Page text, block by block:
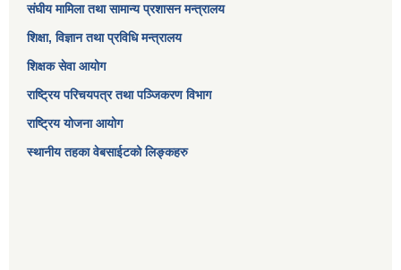
संघीय मामिला तथा सामान्य प्रशासन मन्त्रालय
शिक्षा, विज्ञान तथा प्रविधि मन्त्रालय
शिक्षक सेवा आयोग
राष्ट्रिय परिचयपत्र तथा पञ्जिकरण विभाग
राष्ट्रिय योजना आयोग
स्थानीय तहका वेबसाईटको लिङ्कहरु